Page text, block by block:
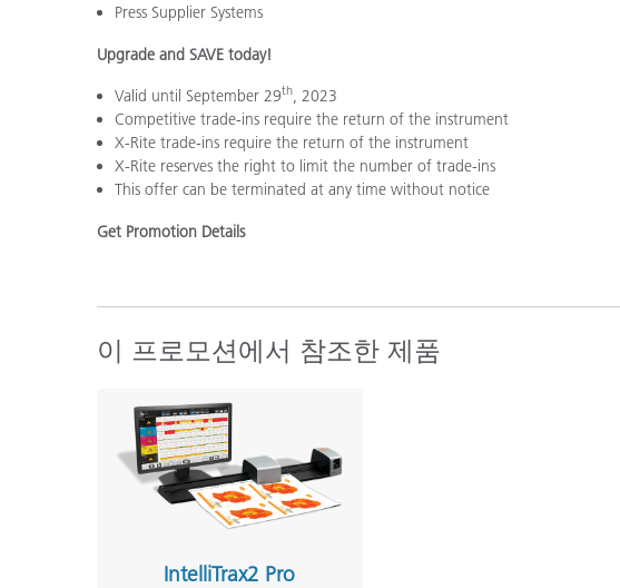
Press Supplier Systems
Upgrade and SAVE today!
Valid until September 29th
, 2023
Competitive trade-ins require the return of the instrument
X-Rite trade-ins require the return of the instrument
X-Rite reserves the right to limit the number of trade-ins
This offer can be terminated at any time without notice
Get Promotion Details
이 프로모션에서 참조한 제품
IntelliTrax2 Pro